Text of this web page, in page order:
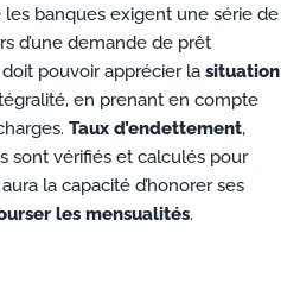
les banques exigent une série de
d’une demande de prêt
pouvoir apprécier la situation
en prenant en compte
Taux d’endettement,
sont vérifiés et calculés pour
la capacité d’honorer ses
les mensualités.